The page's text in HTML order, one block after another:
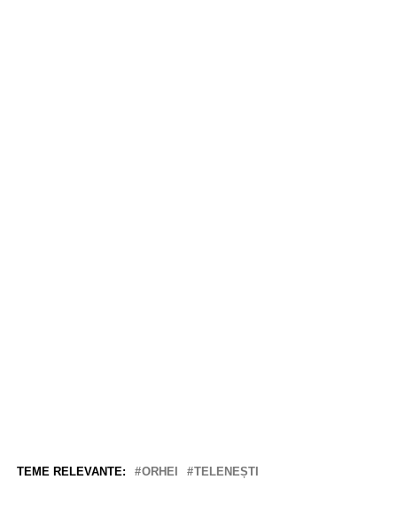
TEME RELEVANTE: ORHEI TELENEȘTI